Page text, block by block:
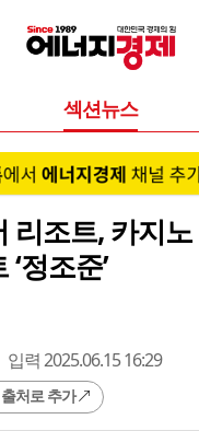
섹션뉴스
리조트, 카지
정조준’
입력 2025.06.15 16:29
처로 추가